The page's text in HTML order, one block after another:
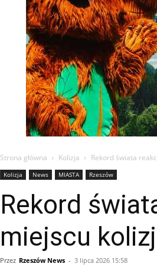
Strona główna Kolizja Rekord świata
Kolizja News MIASTA Rzeszów
Rekord
miejscu
Przez Rzeszów News - 3 lipca 2026 15:58